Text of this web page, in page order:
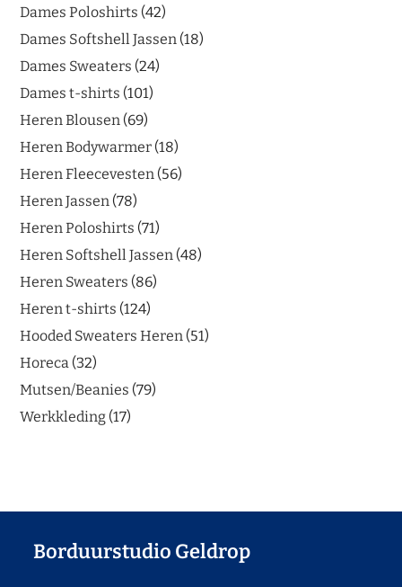
Dames Poloshirts 42
Dames Softshell Jassen 18
Dames Sweaters 24
Dames t-shirts 101
Heren Blousen 69
Heren Bodywarmer 18
Heren Fleecevesten 56
Heren Jassen 78
Heren Poloshirts 71
Heren Softshell Jassen 48
Heren Sweaters 86
Heren t-shirts 124
Hooded Sweaters Heren 51
Horeca 32
Mutsen/Beanies 79
Werkkleding 17
Borduurstudio Geldrop